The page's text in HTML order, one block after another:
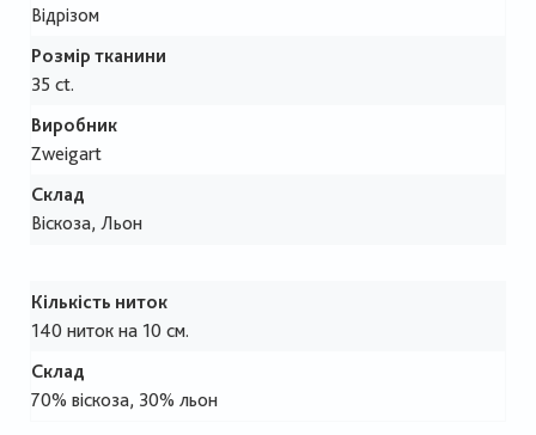
Відрізом
Розмір тканини
35 ct.
Виробник
Zweigart
Склад
Віскоза, Льон
Кількість ниток
140 ниток на 10 см.
Склад
70% віскоза, 30% льон